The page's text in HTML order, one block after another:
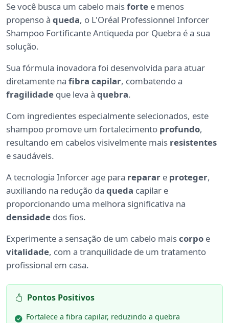
Se você busca um cabelo maisforte e menos
propenso à queda, o L'Oréal Professionnel Inforcer
Shampoo Fortificante Antiqueda por Quebra é a sua
solução.
Sua fórmula inovadora foi desenvolvida para atuar
diretamente na fibra capilar, combatendo a
fragilidade que leva à quebra.
Com ingredientes especialmente selecionados, este
shampoo promove um fortalecimento profundo,
resultando em cabelos visivelmente mais resistentes
e saudáveis.
A tecnologia Inforcer age para reparar e proteger,
auxiliando na redução da queda capilar e
proporcionando uma melhora significativa na
densidade dos fios.
Experimente a sensação de um cabelo maiscorpo e
vitalidade, com a tranquilidade de um tratamento
profissional em casa.
Pontos Positivos
Fortalece a fibra capilar, reduzindo a quebra